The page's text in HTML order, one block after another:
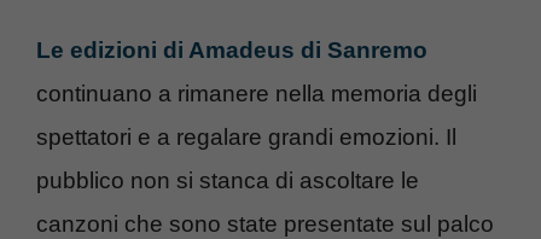
Le edizioni di Amadeus di Sanremo
continuano a rimanere nella memoria degli
spettatori e a regalare grandi emozioni. Il
pubblico non si stanca di ascoltare le
canzoni che sono state presentate sul palco